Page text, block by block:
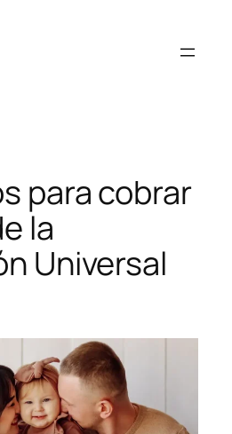
para cobrar
la
Universal